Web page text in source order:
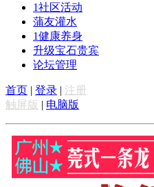
1社区活动
蒲友灌水
1健康养身
升级宝石贵宾
论坛管理
首页 | 登录 | 注册
触屏版 | 电脑版